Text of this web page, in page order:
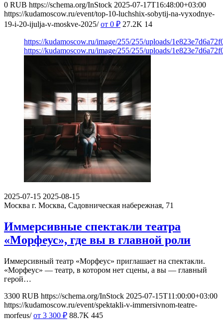
0 RUB https://schema.org/InStock 2025-07-17T16:48:00+03:00
https://kudamoscow.ru/event/top-10-luchshix-sobytij-na-vyxodnye-
19-i-20-ijulja-v-moskve-2025/ от 0 ₽ 27.2K 14
https://kudamoscow.ru/image/255/255/uploads/
https://kudamoscow.ru/image/255/255/uploads/
2025-07-15 2025-08-15
Москва г. Москва, Садовническая набережная, 71
Иммерсивные спектакли театра
«Морфеус», где вы в главной роли
Иммерсивный театр «Морфеус» приглашает на спектакли.
«Морфеус» — театр, в котором нет сцены, а вы — главный
герой…
3300 RUB https://schema.org/InStock 2025-07-15T11:00:00+03:00
https://kudamoscow.ru/event/spektakli-v-immersivnom-teatre-
morfeus/ от 3 300 ₽ 88.7K 445